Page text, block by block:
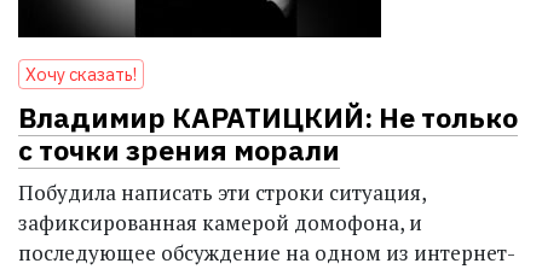
Хочу сказать!
Владимир КАРАТИЦКИЙ: Не только
с точки зрения морали
Побудила написать эти строки ситуация,
зафиксированная камерой домофона, и
последующее обсуждение на одном из интернет-